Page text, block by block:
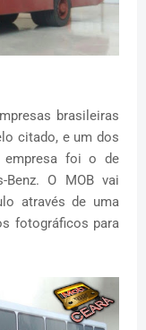
brasileiras
citado, e um dos
empresa foi o de
O MOB vai
através de uma
fotográficos para